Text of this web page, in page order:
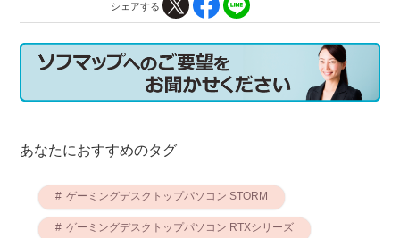
シェアする
あなたにおすすめのタグ
ゲーミングデスクトップパソコン STORM
ゲーミングデスクトップパソコン RTXシリーズ